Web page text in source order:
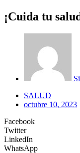
¡Cuida tu
SALUD
octubre 10, 2023
Facebook
Twitter
LinkedIn
WhatsApp